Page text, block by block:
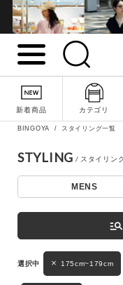
新着商品 カテゴリ
キーワード
性別
MENS
BINGOYA スタイリング一覧
STYLING
MENS
manage_search
175cm~179cm